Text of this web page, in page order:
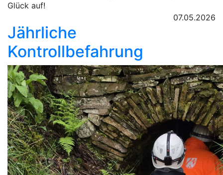
Glück auf!
07.05.2026
Jährliche
Kontrollbefahrung